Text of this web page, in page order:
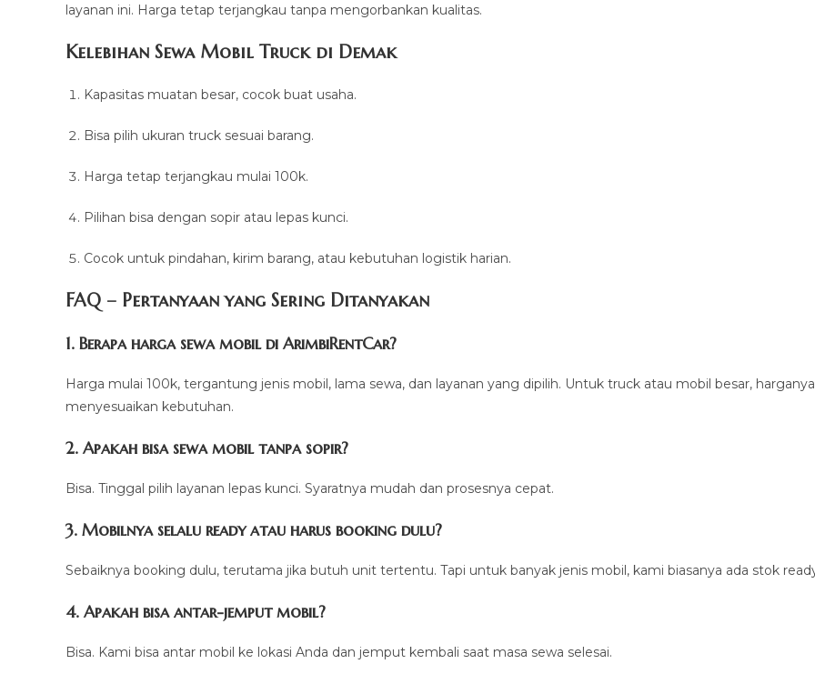
layanan ini. Harga tetap terjangkau tanpa mengorbankan kualitas.
Kelebihan Sewa Mobil Truck di Demak
Kapasitas muatan besar, cocok buat usaha.
Bisa pilih ukuran truck sesuai barang.
Harga tetap terjangkau mulai 100k.
Pilihan bisa dengan sopir atau lepas kunci.
Cocok untuk pindahan, kirim barang, atau kebutuhan logistik harian.
FAQ – Pertanyaan yang Sering Ditanyakan
1. Berapa harga sewa mobil di ArimbiRentCar?
Harga mulai 100k, tergantung jenis mobil, lama sewa, dan layanan yang dipilih. Untuk truck atau mobil besar, harganya
menyesuaikan kebutuhan.
2. Apakah bisa sewa mobil tanpa sopir?
Bisa. Tinggal pilih layanan lepas kunci. Syaratnya mudah dan prosesnya cepat.
3. Mobilnya selalu ready atau harus booking dulu?
Sebaiknya booking dulu, terutama jika butuh unit tertentu. Tapi untuk banyak jenis mobil, kami biasanya ada stok
4. Apakah bisa antar-jemput mobil?
Bisa. Kami bisa antar mobil ke lokasi Anda dan jemput kembali saat masa sewa selesai.